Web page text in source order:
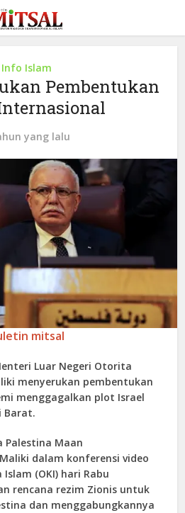
Info Islam
Pembentukan
yang lalu
mitsal
Luar Negeri Otorita
menyerukan pembentukan
menggagalkan plot Israel
Barat.
Maan
dalam konferensi video
(OKI) hari Rabu
rencana rezim Zionis untuk
dan menggabungkannya